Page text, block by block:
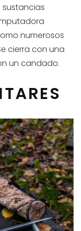
numerosos
cierra con una
un candado.